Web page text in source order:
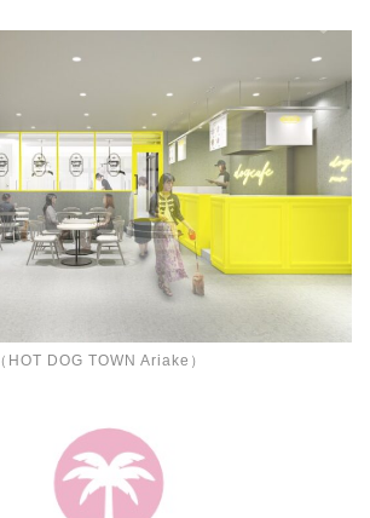
（HOT DOG TOWN Ariake）